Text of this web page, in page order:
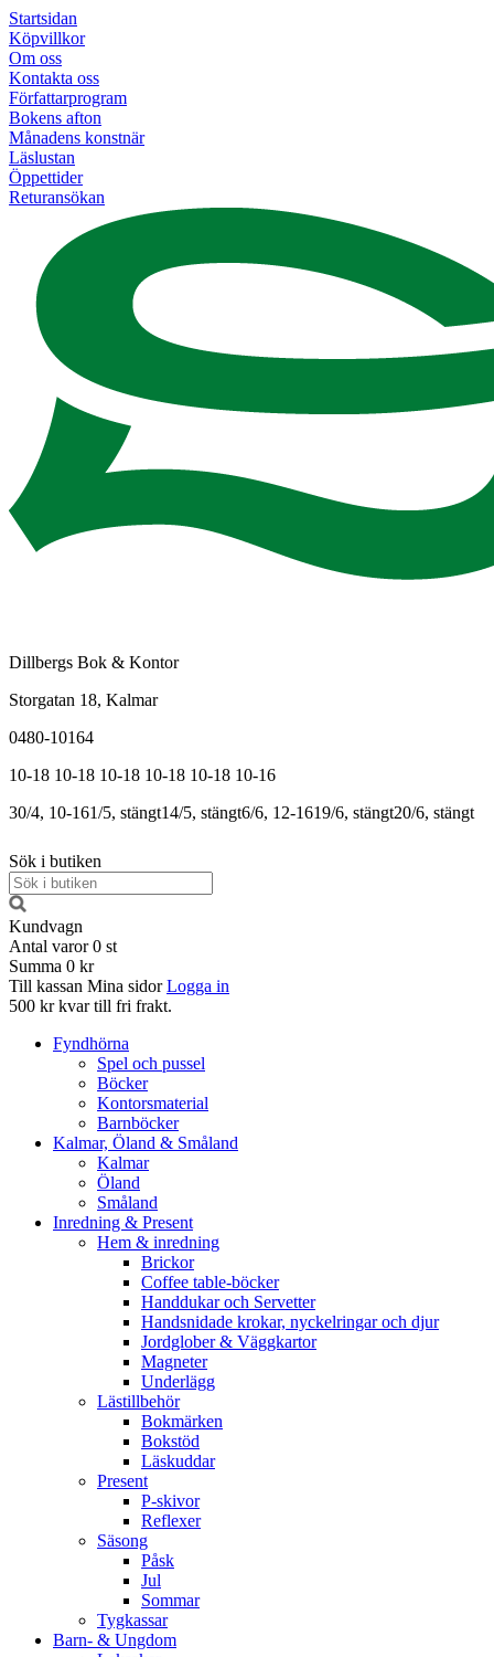
Startsidan
Köpvillkor
Om oss
Kontakta oss
Författarprogram
Bokens afton
Månadens konstnär
Läslustan
Öppettider
Returansökan
Dillbergs Bok & Kontor
Storgatan 18, Kalmar
0480-10164
10-18 10-18 10-18 10-18 10-18 10-16
30/4, 10-161/5, stängt14/5, stängt6/6, 12-1619/6, stängt20/6, stängt
Sök i butiken
Kundvagn
Antal varor 0 st
Summa 0 kr
Till kassan Mina sidor Logga in
500 kr kvar till fri frakt.
Fyndhörna
Spel och pussel
Böcker
Kontorsmaterial
Barnböcker
Kalmar, Öland & Småland
Kalmar
Öland
Småland
Inredning & Present
Hem & inredning
Brickor
Coffee table-böcker
Handdukar och Servetter
Handsnidade krokar, nyckelringar och djur
Jordglober & Väggkartor
Magneter
Underlägg
Lästillbehör
Bokmärken
Bokstöd
Läskuddar
Present
P-skivor
Reflexer
Säsong
Påsk
Jul
Sommar
Tygkassar
Barn- & Ungdom